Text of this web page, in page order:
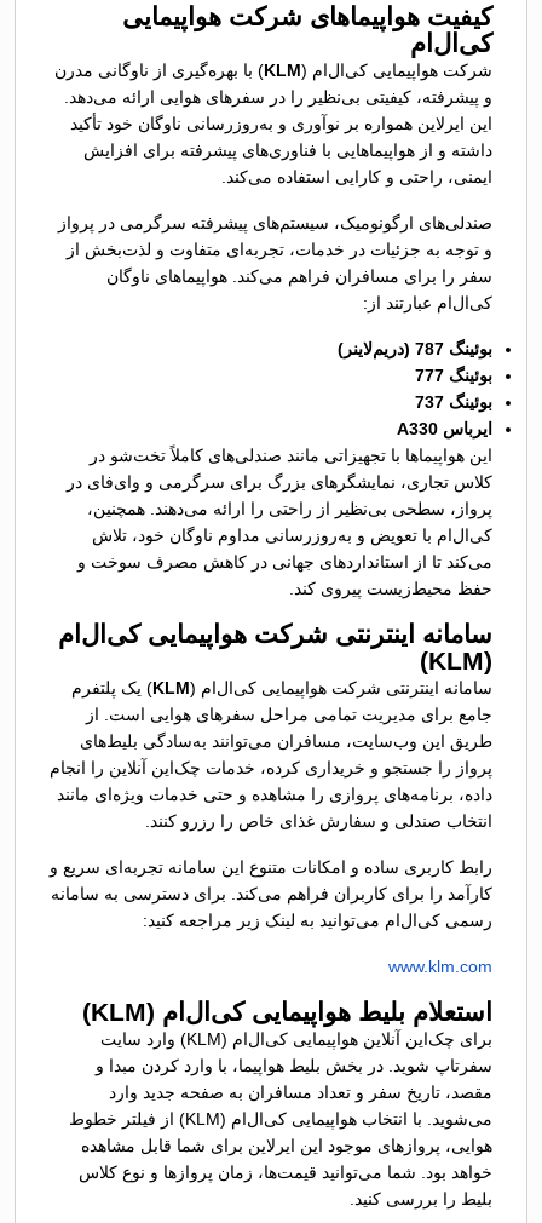
کیفیت هواپیماهای شرکت هواپیمایی
کی‌ال‌ام
شرکت هواپیمایی کی‌ال‌ام (KLM) با بهره‌گیری از ناوگانی مدرن
و پیشرفته، کیفیتی بی‌نظیر را در سفرهای هوایی ارائه می‌دهد.
این ایرلاین همواره بر نوآوری و به‌روزرسانی ناوگان خود تأکید
داشته و از هواپیماهایی با فناوری‌های پیشرفته برای افزایش
ایمنی، راحتی و کارایی استفاده می‌کند.
صندلی‌های ارگونومیک، سیستم‌های پیشرفته سرگرمی در پرواز
و توجه به جزئیات در خدمات، تجربه‌ای متفاوت و لذت‌بخش از
سفر را برای مسافران فراهم می‌کند. هواپیماهای ناوگان
کی‌ال‌ام عبارتند از:
بوئینگ 787 (دریم‌لاینر)
بوئینگ 777
بوئینگ 737
ایرباس A330
این هواپیماها با تجهیزاتی مانند صندلی‌های کاملاً تخت‌شو در
کلاس تجاری، نمایشگرهای بزرگ برای سرگرمی و وای‌فای در
پرواز، سطحی بی‌نظیر از راحتی را ارائه می‌دهند. همچنین،
کی‌ال‌ام با تعویض و به‌روزرسانی مداوم ناوگان خود، تلاش
می‌کند تا از استانداردهای جهانی در کاهش مصرف سوخت و
حفظ محیط‌زیست پیروی کند.
سامانه اینترنتی شرکت هواپیمایی کی‌ال‌ام
(
KLM
)
سامانه اینترنتی شرکت هواپیمایی کی‌ال‌ام (KLM) یک پلتفرم
جامع برای مدیریت تمامی مراحل سفرهای هوایی است. از
طریق این وب‌سایت، مسافران می‌توانند به‌سادگی بلیط‌های
پرواز را جستجو و خریداری کرده، خدمات چک‌این آنلاین را انجام
داده، برنامه‌های پروازی را مشاهده و حتی خدمات ویژه‌ای مانند
انتخاب صندلی و سفارش غذای خاص را رزرو کنند.
رابط کاربری ساده و امکانات متنوع این سامانه تجربه‌ای سریع و
کارآمد را برای کاربران فراهم می‌کند. برای دسترسی به سامانه
رسمی کی‌ال‌ام می‌توانید به لینک زیر مراجعه کنید:
www.klm.com
استعلام بلیط هواپیمایی کی‌ال‌ام (KLM)
برای چک‌این آنلاین هواپیمایی کی‌ال‌ام (KLM) وارد سایت
سفرتاپ شوید. در بخش بلیط هواپیما، با وارد کردن مبدا و
مقصد، تاریخ سفر و تعداد مسافران به صفحه جدید وارد
می‌شوید. با انتخاب هواپیمایی کی‌ال‌ام (KLM) از فیلتر خطوط
هوایی، پروازهای موجود این ایرلاین برای شما قابل مشاهده
خواهد بود. شما می‌توانید قیمت‌ها، زمان پروازها و نوع کلاس
بلیط را بررسی کنید.